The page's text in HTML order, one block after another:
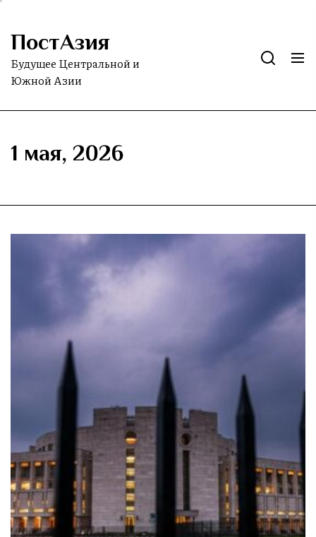
Skip
the
content
ПостАзия
Будущее Центральной и
Южной Азии
1 мая, 2026